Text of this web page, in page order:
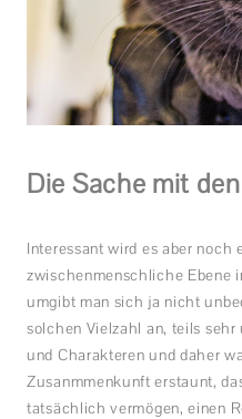
Die Sache mit
Interessant wird es aber noch
zwischenmenschliche Ebene
umgibt man sich ja nicht
solchen Vielzahl an, teils
und Charakteren und daher
Zusanmmenkunft erstaunt,
tatsächlich vermögen, einen